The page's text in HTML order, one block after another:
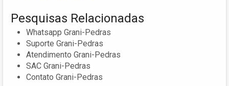
Pesquisas Relacionadas
Whatsapp Grani-Pedras
Suporte Grani-Pedras
Atendimento Grani-Pedras
SAC Grani-Pedras
Contato Grani-Pedras